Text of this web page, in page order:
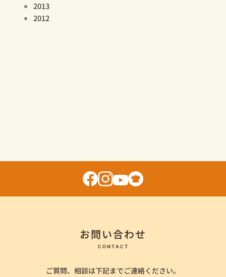
2013
2012
お問い合わせ
CONTACT
ご質問、相談は下記までご連絡ください。